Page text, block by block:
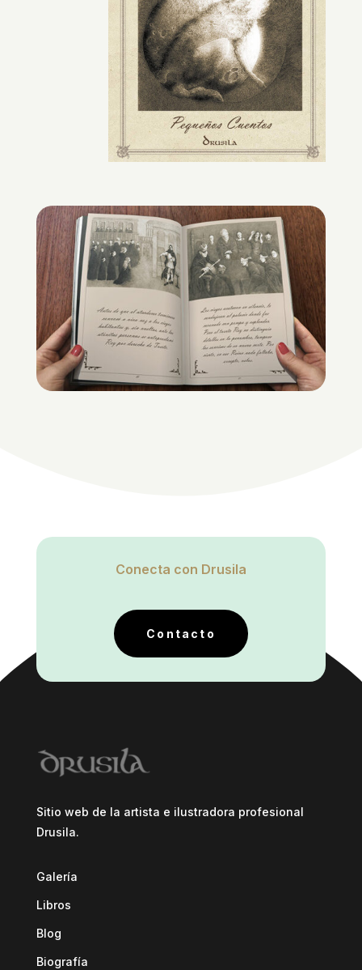
Conecta con Drusila
Contacto
Sitio web de la artista e ilustradora profesional
Drusila.
Galería
Libros
Blog
Biografía